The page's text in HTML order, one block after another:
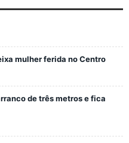
mulher ferida no Centro
de três metros e fica